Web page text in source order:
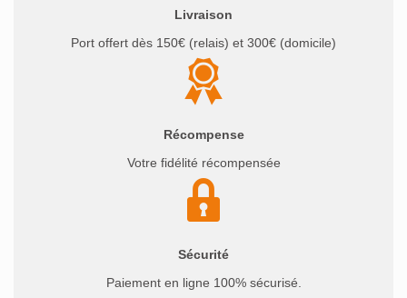
Livraison
Port offert dès 150€ (relais) et 300€ (domicile)
Récompense
Votre fidélité récompensée
Sécurité
Paiement en ligne 100% sécurisé.